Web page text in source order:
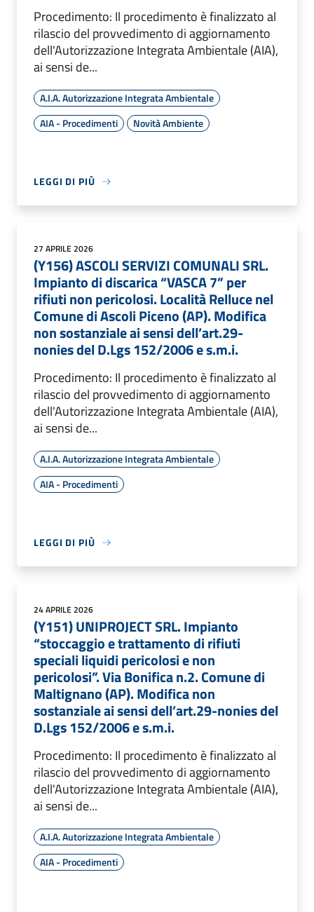
Procedimento: Il procedimento è finalizzato al
rilascio del provvedimento di aggiornamento
dell'Autorizzazione Integrata Ambientale (AIA),
ai sensi de...
A.I.A. Autorizzazione Integrata Ambientale
AIA - Procedimenti
Novità Ambiente
LEGGI DI PIÙ
27 APRILE 2026
(Y156) ASCOLI SERVIZI COMUNALI SRL.
Impianto di discarica “VASCA 7” per
rifiuti non pericolosi. Località Relluce nel
Comune di Ascoli Piceno (AP). Modifica
non sostanziale ai sensi dell’art.29-
nonies del D.Lgs 152/2006 e s.m.i.
Procedimento: Il procedimento è finalizzato al
rilascio del provvedimento di aggiornamento
dell'Autorizzazione Integrata Ambientale (AIA),
ai sensi de...
A.I.A. Autorizzazione Integrata Ambientale
AIA - Procedimenti
LEGGI DI PIÙ
24 APRILE 2026
(Y151) UNIPROJECT SRL. Impianto
“stoccaggio e trattamento di rifiuti
speciali liquidi pericolosi e non
pericolosi”. Via Bonifica n.2. Comune di
Maltignano (AP). Modifica non
sostanziale ai sensi dell’art.29-nonies del
D.Lgs 152/2006 e s.m.i.
Procedimento: Il procedimento è finalizzato al
rilascio del provvedimento di aggiornamento
dell'Autorizzazione Integrata Ambientale (AIA),
ai sensi de...
A.I.A. Autorizzazione Integrata Ambientale
AIA - Procedimenti